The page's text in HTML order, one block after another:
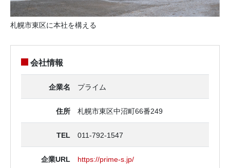
札幌市東区に本社を構える
会社情報
企業名 プライム
住所 札幌市東区中沼町66番249
TEL 011-792-1547
企業URL https://prime-s.jp/